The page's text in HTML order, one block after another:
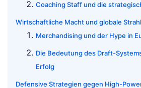
Coaching Staff und die
Wirtschaftliche Macht und globale
Merchandising und der Hype in
Die Bedeutung des Draft-
Erfolg
Defensive Strategien gegen High-